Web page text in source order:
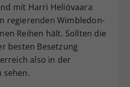
mit Harri Heliövaara
regierenden Wimbledon-
Reihen hält. Sollten die
besten Besetzung
also in der
sehen.